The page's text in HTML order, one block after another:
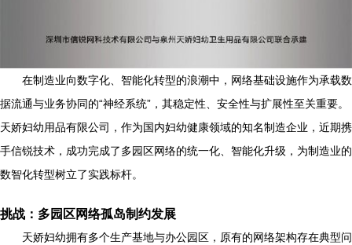
在制造业向数字化、智能化转型的浪潮中，网络基础设施作为承载数
据流通与业务协同的“神经系统”，其稳定性、安全性与扩展性至关重要。
天娇妇幼用品有限公司，作为国内妇幼健康领域的知名制造企业，近期携
手信锐技术，成功完成了多园区网络的统一化、智能化升级，为制造业的
数智化转型树立了实践标杆。
挑战：多园区网络孤岛制约发展
天娇妇幼拥有多个生产基地与办公园区，原有的网络架构存在典型问